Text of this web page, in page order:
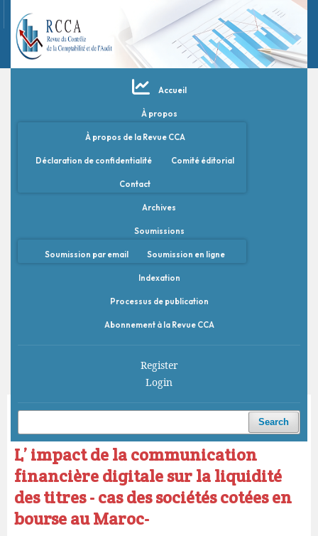
Accueil
À propos
À propos de la Revue CCA
Déclaration de confidentialité Comité éditorial
Contact
Archives
Soumissions
Soumission par email Soumission en ligne
Indexation
Processus de publication
Abonnement à la Revue CCA
Register
Login
Search
Home / Archives / Vol. 3 No. 3 (2019) / Articles
L’ impact de la communication
financière digitale sur la liquidité
des titres - cas des sociétés cotées en
bourse au Maroc-